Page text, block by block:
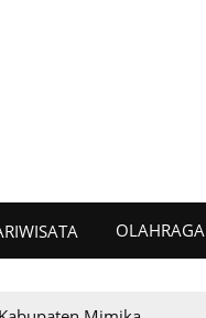
OLAHRAGA